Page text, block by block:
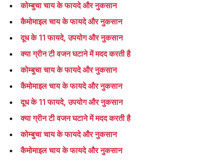
कोम्बुचा चाय के फायदे और नुकसान
कैमोमाइल चाय के फायदे और नुकसान
दूध के 11 फायदे, उपयोग और नुकसान
क्या ग्रीन टी वजन घटाने में मदद करती है
कोम्बुचा चाय के फायदे और नुकसान
कैमोमाइल चाय के फायदे और नुकसान
दूध के 11 फायदे, उपयोग और नुकसान
क्या ग्रीन टी वजन घटाने में मदद करती है
कोम्बुचा चाय के फायदे और नुकसान
कैमोमाइल चाय के फायदे और नुकसान